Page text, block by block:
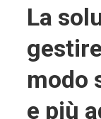
La
modo
e più